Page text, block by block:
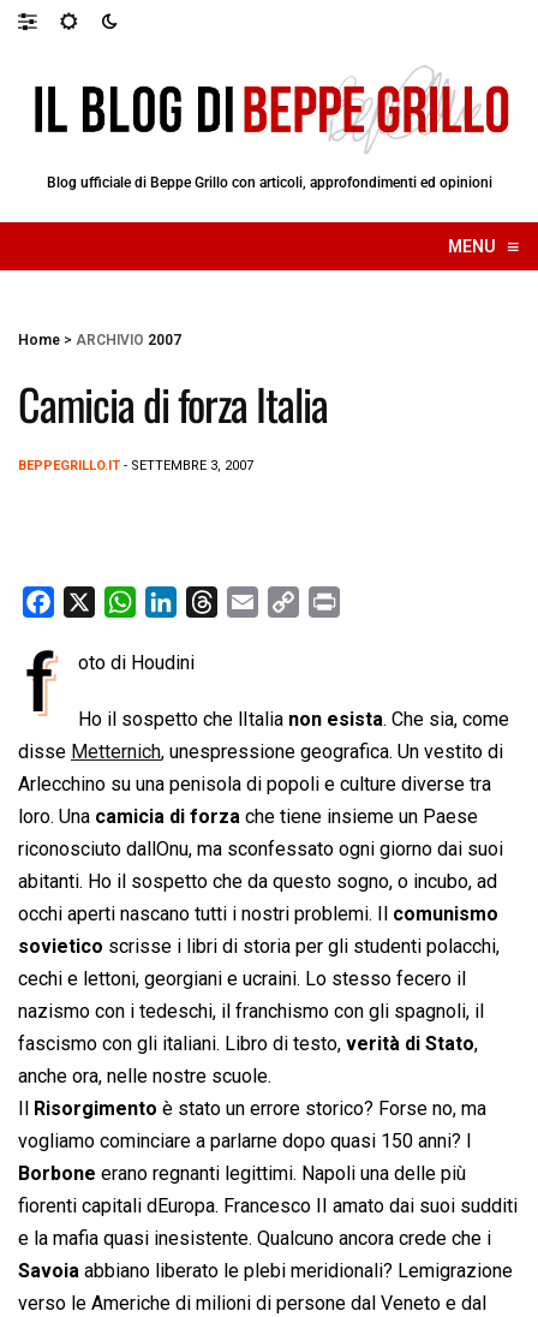
Blog ufficiale di Beppe Grillo con articoli, approfondimenti ed opinioni
MENU ≡
☰
Home > ARCHIVIO 2007
Camicia di forza Italia
BEPPEGRILLO.IT - SETTEMBRE 3, 2007
c
o
o
k
W
a
s
A
p
p
n
e
d
I
n
a
d
s
l
L
i
n
k
t
f oto di Houdini
Ho il sospetto che lItalia non esista. Che sia, come
disse Metternich, unespressione geografica. Un vestito di
Arlecchino su una penisola di popoli e culture diverse tra
loro. Una camicia di forza che tiene insieme un Paese
riconosciuto dallOnu, ma sconfessato ogni giorno dai suoi
abitanti. Ho il sospetto che da questo sogno, o incubo, ad
occhi aperti nascano tutti i nostri problemi. Il comunismo
sovietico scrisse i libri di storia per gli studenti polacchi,
cechi e lettoni, georgiani e ucraini. Lo stesso fecero il
nazismo con i tedeschi, il franchismo con gli spagnoli, il
fascismo con gli italiani. Libro di testo, verità di Stato,
anche ora, nelle nostre scuole.
Risorgimento è stato un errore storico? Forse no, ma
vogliamo cominciare a parlarne dopo quasi 150 anni? I
Borbone erano regnanti legittimi. Napoli una delle più
fiorenti capitali dEuropa. Francesco II amato dai suoi sudditi
e la mafia quasi inesistente. Qualcuno ancora crede che i
Savoia abbiano liberato le plebi meridionali? Lemigrazione
verso le Americhe di milioni di persone dal Veneto e dal